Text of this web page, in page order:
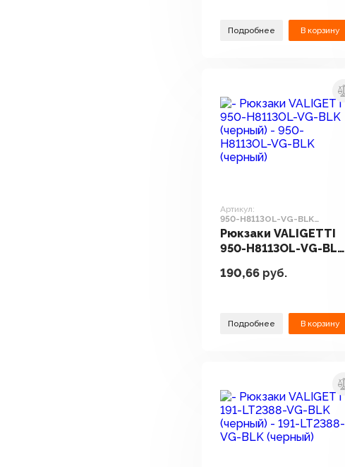
Подробнее В корзину
Артикул:
950-H8113OL-VG-BLK
(черный)
Рюкзаки VALIGETTI
950-H8113OL-VG-BLK
190,66 руб.
Подробнее В корзину